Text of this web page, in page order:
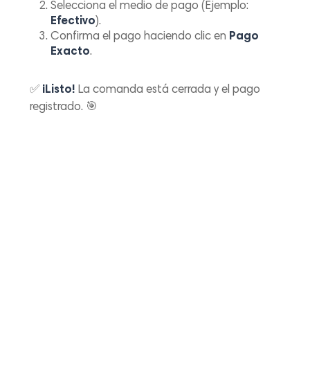
Selecciona el medio de pago (Ejemplo:
Efectivo).
Confirma el pago haciendo clic en Pago
Exacto.
✅ ¡Listo! La comanda está cerrada y el pago
registrado. 🎯